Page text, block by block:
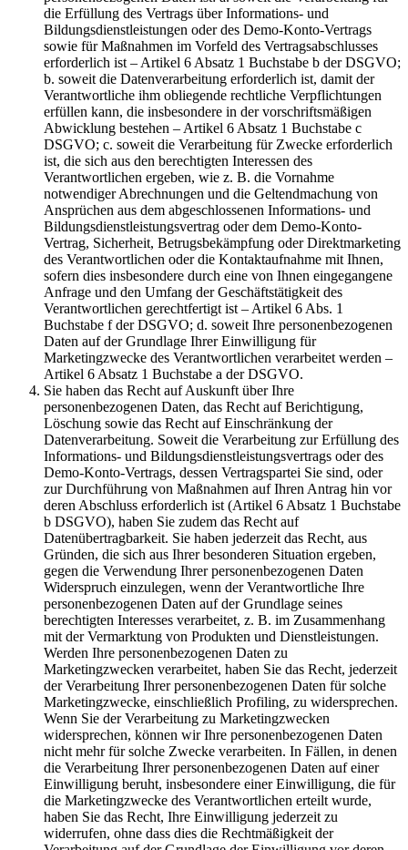
die Erfüllung des Vertrags über Informations- und
Bildungsdienstleistungen oder des Demo-Konto-Vertrags
sowie für Maßnahmen im Vorfeld des Vertragsabschlusses
erforderlich ist – Artikel 6 Absatz 1 Buchstabe b der DSGVO;
b. soweit die Datenverarbeitung erforderlich ist, damit der
Verantwortliche ihm obliegende rechtliche Verpflichtungen
erfüllen kann, die insbesondere in der vorschriftsmäßigen
Abwicklung bestehen – Artikel 6 Absatz 1 Buchstabe c
DSGVO; c. soweit die Verarbeitung für Zwecke erforderlich
ist, die sich aus den berechtigten Interessen des
Verantwortlichen ergeben, wie z. B. die Vornahme
notwendiger Abrechnungen und die Geltendmachung von
Ansprüchen aus dem abgeschlossenen Informations- und
Bildungsdienstleistungsvertrag oder dem Demo-Konto-
Vertrag, Sicherheit, Betrugsbekämpfung oder Direktmarketing
des Verantwortlichen oder die Kontaktaufnahme mit Ihnen,
sofern dies insbesondere durch eine von Ihnen eingegangene
Anfrage und den Umfang der Geschäftstätigkeit des
Verantwortlichen gerechtfertigt ist – Artikel 6 Abs. 1
Buchstabe f der DSGVO; d. soweit Ihre personenbezogenen
Daten auf der Grundlage Ihrer Einwilligung für
Marketingzwecke des Verantwortlichen verarbeitet werden –
Artikel 6 Absatz 1 Buchstabe a der DSGVO.
Sie haben das Recht auf Auskunft über Ihre
personenbezogenen Daten, das Recht auf Berichtigung,
Löschung sowie das Recht auf Einschränkung der
Datenverarbeitung. Soweit die Verarbeitung zur Erfüllung des
Informations- und Bildungsdienstleistungsvertrags oder des
Demo-Konto-Vertrags, dessen Vertragspartei Sie sind, oder
zur Durchführung von Maßnahmen auf Ihren Antrag hin vor
deren Abschluss erforderlich ist (Artikel 6 Absatz 1 Buchstabe
b DSGVO), haben Sie zudem das Recht auf
Datenübertragbarkeit. Sie haben jederzeit das Recht, aus
Gründen, die sich aus Ihrer besonderen Situation ergeben,
gegen die Verwendung Ihrer personenbezogenen Daten
Widerspruch einzulegen, wenn der Verantwortliche Ihre
personenbezogenen Daten auf der Grundlage seines
berechtigten Interesses verarbeitet, z. B. im Zusammenhang
mit der Vermarktung von Produkten und Dienstleistungen.
Werden Ihre personenbezogenen Daten zu
Marketingzwecken verarbeitet, haben Sie das Recht, jederzeit
der Verarbeitung Ihrer personenbezogenen Daten für solche
Marketingzwecke, einschließlich Profiling, zu widersprechen.
Wenn Sie der Verarbeitung zu Marketingzwecken
widersprechen, können wir Ihre personenbezogenen Daten
nicht mehr für solche Zwecke verarbeiten. In Fällen, in denen
die Verarbeitung Ihrer personenbezogenen Daten auf einer
Einwilligung beruht, insbesondere einer Einwilligung, die für
die Marketingzwecke des Verantwortlichen erteilt wurde,
haben Sie das Recht, Ihre Einwilligung jederzeit zu
widerrufen, ohne dass dies die Rechtmäßigkeit der